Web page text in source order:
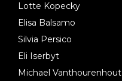
Lotte Kopecky
Elisa Balsamo
Silvia Persico
Eli Iserbyt
Michael Vanthourenhout